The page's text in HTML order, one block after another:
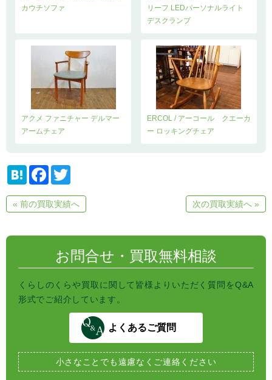
カウチソファ
リーフ LEDパーソナルライト
デスクランプ
アクメ ファニチャー デルマー
アームチェア
ERCOL / アーコール クエーカ
ー ロッキングチェア
H
e
n
F
e
b
k
t
t
« 前の買取実績へ 次の買取実績へ »
お問合せ・買取無料相談
くらしのくらや買取に関して皆様よりいただく質問をQ&A
形式でご紹介しています。
よくあるご質問
小さなことでも遠慮なくご連絡ください